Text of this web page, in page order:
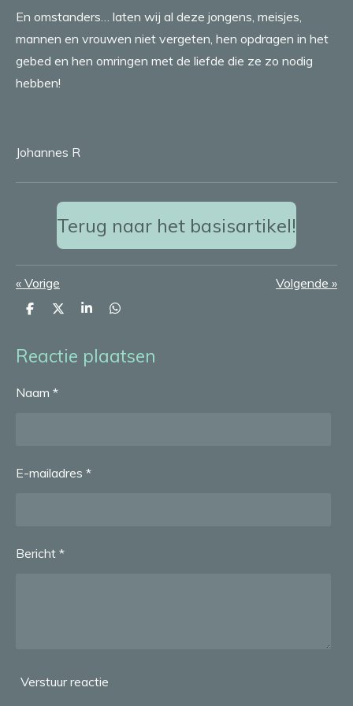
En omstanders… laten wij al deze jongens, meisjes,
mannen en vrouwen niet vergeten, hen opdragen in het
gebed en hen omringen met de liefde die ze zo nodig
hebben!
Johannes R
Terug naar het basisartikel!
« Vorige Volgende »
D
e
n
D
l
S
r
e
D
e
n
Reactie plaatsen
Naam *
E-mailadres *
Bericht *
Verstuur reactie